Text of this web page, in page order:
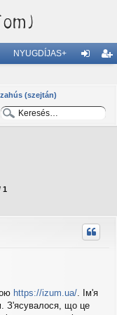
NYUGDÍJAS+
(szejtán)
1
https://izum.ua/. Ім'я
З'ясувалося, що це